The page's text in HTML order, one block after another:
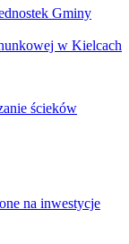
Gminy
w Kielcach
ścieków
na inwestycje